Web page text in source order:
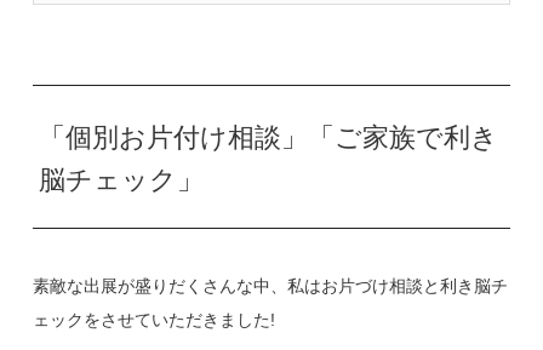
「個別お片付け相談」「ご家族で利き
脳チェック」
素敵な出展が盛りだくさんな中、私はお片づけ相談と利き脳チ
ェックをさせていただきました!